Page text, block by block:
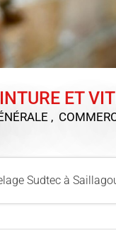
ET
,
Sudtec à